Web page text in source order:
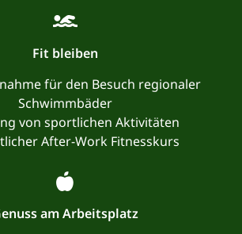
Fit bleiben
für den Besuch regionaler
Schwimmbäder
von sportlichen Aktivitäten
After-Work Fitnesskurs
am Arbeitsplatz